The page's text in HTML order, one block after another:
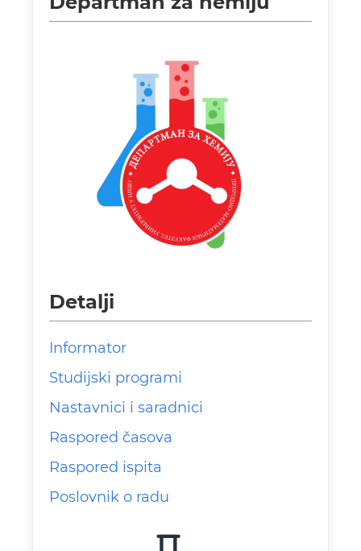
Detalji
Informator
Studijski programi
Nastavnici i saradnici
Raspored časova
Raspored ispita
Poslovnik o radu